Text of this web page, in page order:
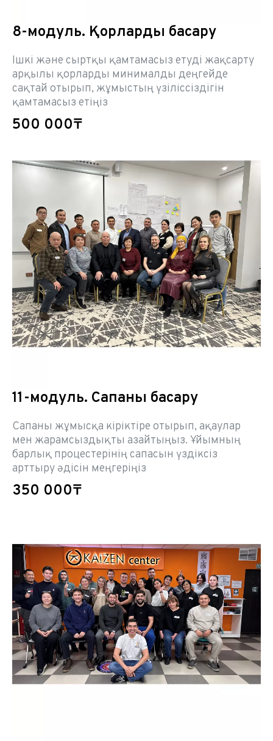
8-модуль. Қорларды басқару
Ішкі және сыртқы қамтамасыз етуді жақсарту
арқылы қорларды минималды деңгейде
сақтай отырып, жұмыстың үзіліссіздігін
қамтамасыз етіңіз
500 000₸
11-модуль. Сапаны басқару
Сапаны жұмысқа кіріктіре отырып, ақаулар
мен жарамсыздықты азайтыңыз. Ұйымның
барлық процестерінің сапасын үздіксіз
арттыру әдісін меңгеріңіз
350 000₸